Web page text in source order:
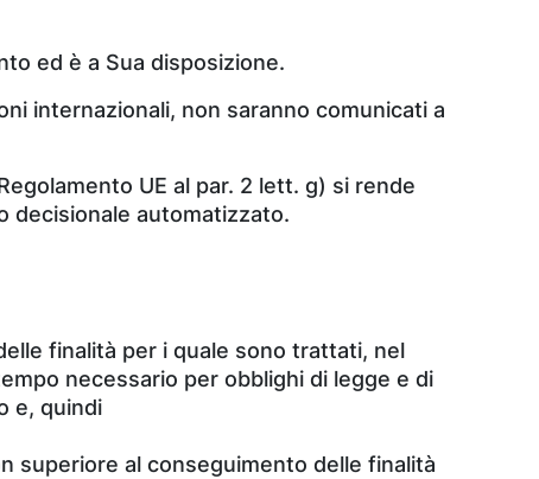
ed è a Sua disposizione.
internazionali, non saranno comunicati a
UE al par. 2 lett. g) si rende
decisionale automatizzato.
finalità per i quale sono trattati, nel
necessario per obblighi di legge e di
e, quindi
superiore al conseguimento delle finalità